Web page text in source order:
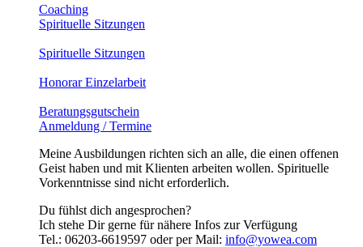
Coaching
Spirituelle Sitzungen
Spirituelle Sitzungen
Honorar Einzelarbeit
Beratungsgutschein
Anmeldung / Termine
Meine Ausbildungen richten sich an alle, die einen offenen
Geist haben und mit Klienten arbeiten wollen. Spirituelle
Vorkenntnisse sind nicht erforderlich.
Du fühlst dich angesprochen?
Ich stehe Dir gerne für nähere Infos zur Verfügung
Tel.: 06203-6619597 oder per Mail: info@yowea.com